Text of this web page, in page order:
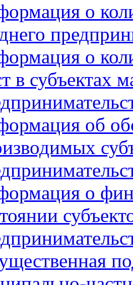
о
о
в субъектах
об
о